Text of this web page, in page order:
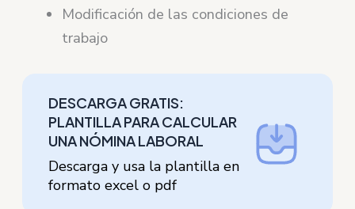
Modificación de las condiciones de
trabajo
DESCARGA GRATIS:
PLANTILLA PARA CALCULAR
UNA NÓMINA LABORAL
Descarga y usa la plantilla en
formato excel o pdf